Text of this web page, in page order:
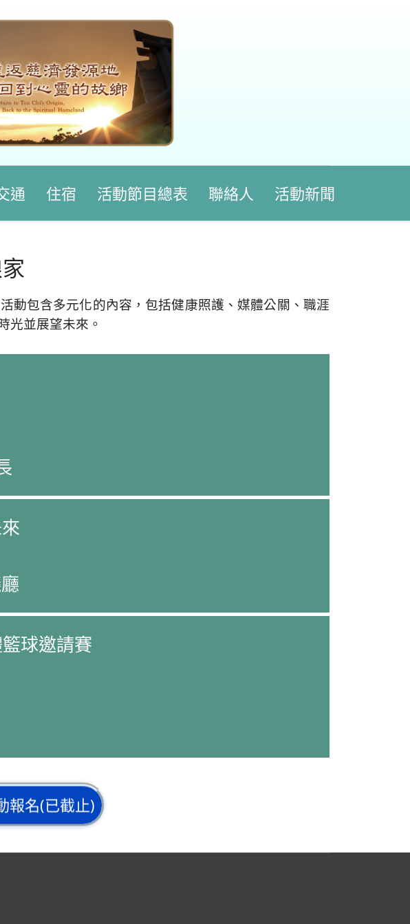
通 住宿 活動節目總表 聯絡人 活動新聞
動包含多元化的內容，包括健康照護、媒體公關、職涯
光並展望未來。
球邀請賽
報名(已截止)